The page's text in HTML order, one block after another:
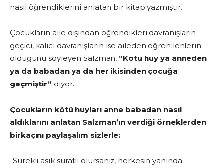
nasıl öğrendiklerini anlatan bir kitap yazmıştır.
Çocukların aile dışından öğrendikleri davranışların
geçici, kalıcı davranışların ise aileden öğrenilenlerin
oldu­ğunu söyleyen Salzman, “Kötü huy ya anneden
ya da babadan ya da her ikisinden çocuğa
geçmiştir” diyor.
Çocukların kötü huyları anne babadan nasıl
aldıklarını anla­tan Salzman’ın verdiği örneklerden
birkaçını paylaşalım sizlerle:
-Sürekli asık suratlı olursanız, herkesin yanında